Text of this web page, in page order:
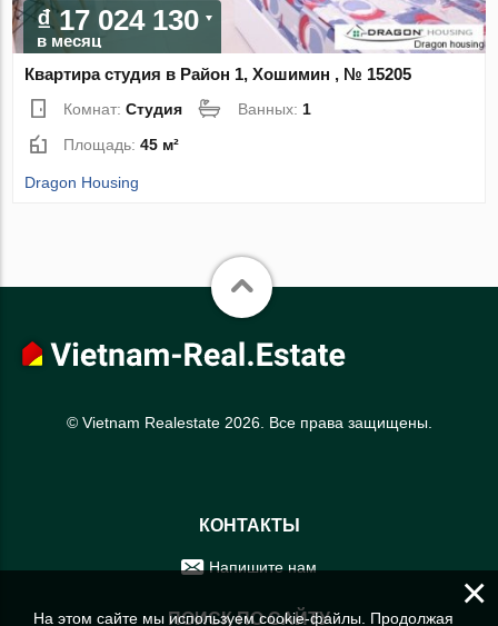
₫ 17 024 130
в месяц
Квартира студия в Район 1, Хошимин , № 15205
Комнат:Студия Ванных: 1
Площадь:45 м²
Dragon Housing
© Vietnam Realestate 2026. Все права защищены.
КОНТАКТЫ
Напишите нам
ПОИСК ПО САЙТУ
×
На этом сайте мы используем cookie-файлы. Продолжая